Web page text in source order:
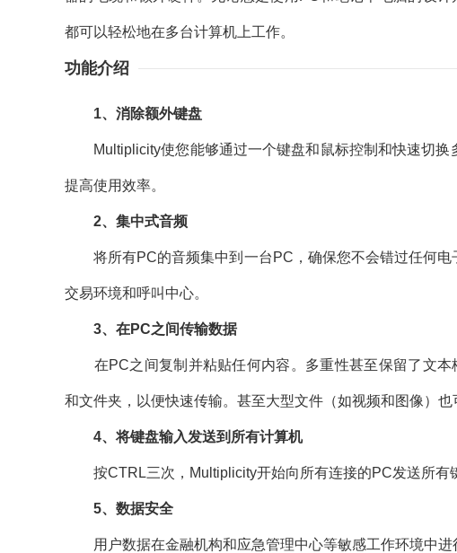
都可以轻松地在多台计算机上工作。
功能介绍
1、消除额外键盘
Multiplicity使您能够通过一个键盘和鼠标控制和快速切换
提高使用效率。
2、集中式音频
将所有PC的音频集中到一台PC，确保您不会错过任何电
交易环境和呼叫中心。
3、在PC之间传输数据
在PC之间复制并粘贴任何内容。多重性甚至保留了文本
和文件夹，以便快速传输。甚至大型文件（如视频和图像）也
4、将键盘输入发送到所有计算机
按CTRL三次，Multiplicity开始向所有连接的PC发送所有
5、数据安全
用户数据在金融机构和应急管理中心等敏感工作环境中进